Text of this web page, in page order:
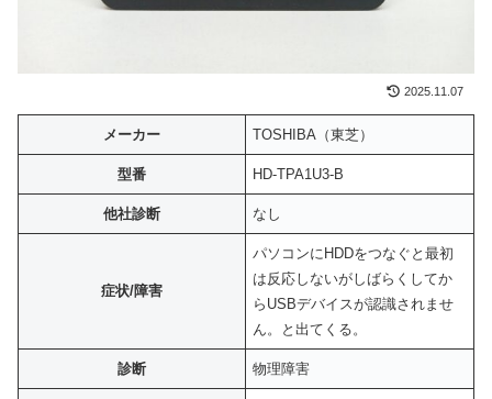
2025.11.07
メーカー TOSHIBA（東芝）
型番 HD-TPA1U3-B
他社診断 なし
症状/障害
パソコンにHDDをつなぐと最初
は反応しないがしばらくしてか
らUSBデバイスが認識されませ
ん。と出てくる。
診断 物理障害